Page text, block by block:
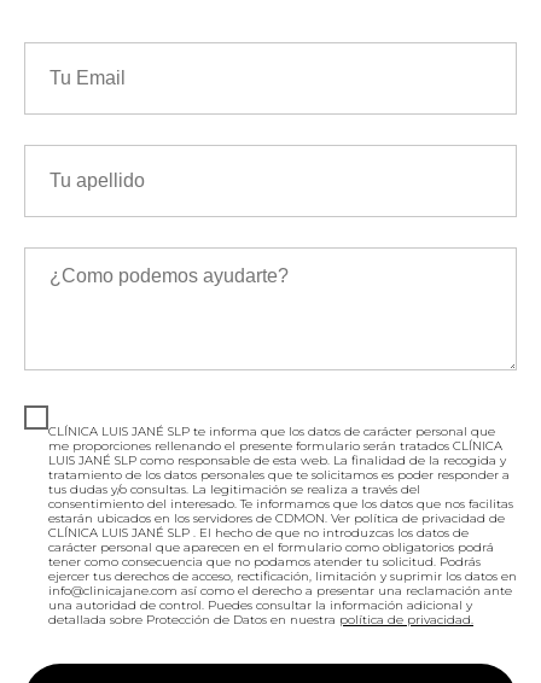
CLÍNICA LUIS JANÉ SLP te informa que los datos de carácter personal que
me proporciones rellenando el presente formulario serán tratados CLÍNICA
LUIS JANÉ SLP como responsable de esta web. La finalidad de la recogida y
tratamiento de los datos personales que te solicitamos es poder responder a
tus dudas y/o consultas. La legitimación se realiza a través del
consentimiento del interesado. Te informamos que los datos que nos facilitas
estarán ubicados en los servidores de CDMON. Ver política de privacidad de
CLÍNICA LUIS JANÉ SLP . El hecho de que no introduzcas los datos de
carácter personal que aparecen en el formulario como obligatorios podrá
tener como consecuencia que no podamos atender tu solicitud. Podrás
ejercer tus derechos de acceso, rectificación, limitación y suprimir los datos en
info@clinicajane.com así como el derecho a presentar una reclamación ante
una autoridad de control. Puedes consultar la información adicional y
detallada sobre Protección de Datos en nuestra política de privacidad.